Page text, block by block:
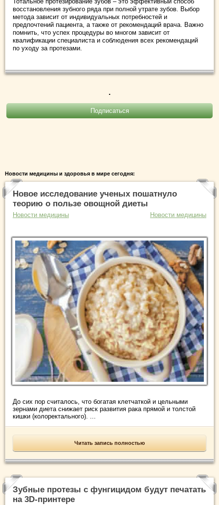
восстановления зубного ряда при полной утрате зубов. Выбор
метода зависит от индивидуальных потребностей и
предпочтений пациента, а также от рекомендаций врача. Важно
помнить, что успех процедуры во многом зависит от
квалификации специалиста и соблюдения всех рекомендаций
по уходу за протезами.
.
Новости медицины и здоровья в мире сегодня:
Новое исследование ученых пошатнуло
теорию о пользе овощной диеты
Новости медицины Новости медицины
До сих пор считалось, что богатая клетчаткой и цельными
зернами диета снижает риск развития рака прямой и толстой
кишки (колоректального). ...
Читать запись полностью
Зубные протезы с фунгицидом будут печатать
на 3D-принтере